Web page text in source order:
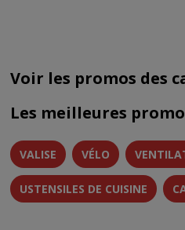
Voir les promos des
Les meilleures
VALISE VÉLO
USTENSILES DE CUISINE